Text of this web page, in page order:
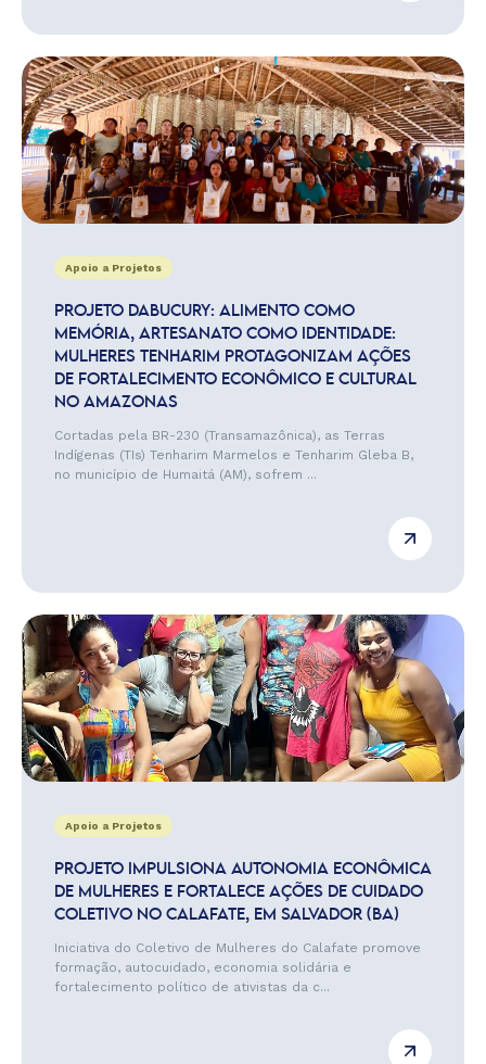
Apoio a Projetos
PROJETO DABUCURY: ALIMENTO COMO
MEMÓRIA, ARTESANATO COMO IDENTIDADE:
MULHERES TENHARIM PROTAGONIZAM AÇÕES
DE FORTALECIMENTO ECONÔMICO E CULTURAL
NO AMAZONAS
Cortadas pela BR-230 (Transamazônica), as Terras
Indígenas (TIs) Tenharim Marmelos e Tenharim Gleba B,
no município de Humaitá (AM), sofrem ...
Apoio a Projetos
PROJETO IMPULSIONA AUTONOMIA ECONÔMICA
DE MULHERES E FORTALECE AÇÕES DE CUIDADO
COLETIVO NO CALAFATE, EM SALVADOR (BA)
Iniciativa do Coletivo de Mulheres do Calafate promove
formação, autocuidado, economia solidária e
fortalecimento político de ativistas da c...